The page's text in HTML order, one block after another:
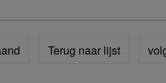
Terug naar lijst